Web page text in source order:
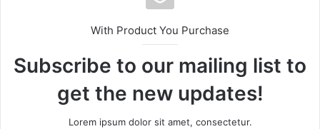
With Product You Purchase
Subscribe to our mailing list to
get the new updates!
Lorem ipsum dolor sit amet, consectetur.